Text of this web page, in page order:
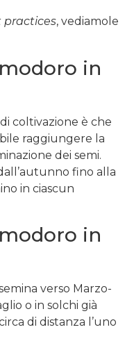
practices, vediamole
in
coltivazione è che
raggiungere la
dei semi.
fino alla
in ciascun
in
verso Marzo-
o in solchi già
di distanza l’uno